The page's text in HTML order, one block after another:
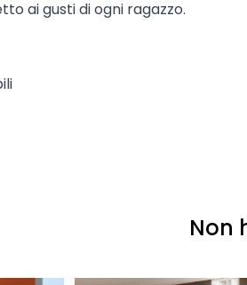
ai gusti di ogni ragazzo.
Non